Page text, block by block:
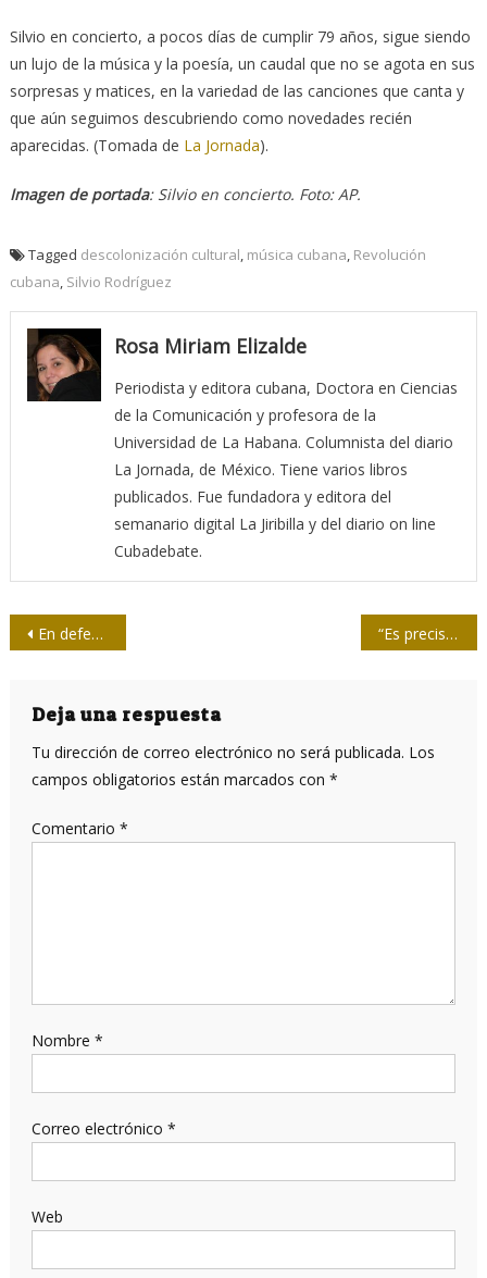
Silvio en concierto, a pocos días de cumplir 79 años, sigue siendo
un lujo de la música y la poesía, un caudal que no se agota en sus
sorpresas y matices, en la variedad de las canciones que canta y
que aún seguimos descubriendo como novedades recién
aparecidas. (Tomada de La Jornada).
Imagen de portada: Silvio en concierto. Foto: AP.
Tagged descolonización cultural música cubana Revolución
cubana Silvio Rodríguez
Rosa Miriam Elizalde
Periodista y editora cubana, Doctora en Ciencias
de la Comunicación y profesora de la
Universidad de La Habana. Columnista del diario
La Jornada, de México. Tiene varios libros
publicados. Fue fundadora y editora del
semanario digital La Jiribilla y del diario on line
Cubadebate.
Navegación
entradas
En defensa de la Humanidad levantamos nuestra voz contra la operación de guerra del Nobel de la «paz» “Es preciso garantizar el derecho de los pueblos a la información verdadera”
Deja una respuesta
Tu dirección de correo electrónico no será publicada. Los
campos obligatorios están marcados con *
Comentario *
Nombre *
Correo electrónico *
Web